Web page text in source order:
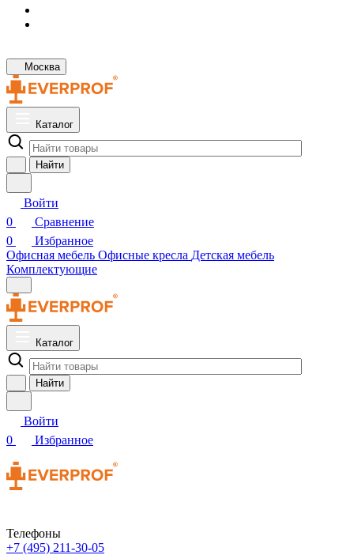
Москва
Каталог
Найти
Войти
0
Сравнение
0
Избранное
Офисная мебель Офисные кресла Детская мебель
Комплектующие
Каталог
Найти
Войти
0
Избранное
Телефоны
+7 (495) 211-30-05